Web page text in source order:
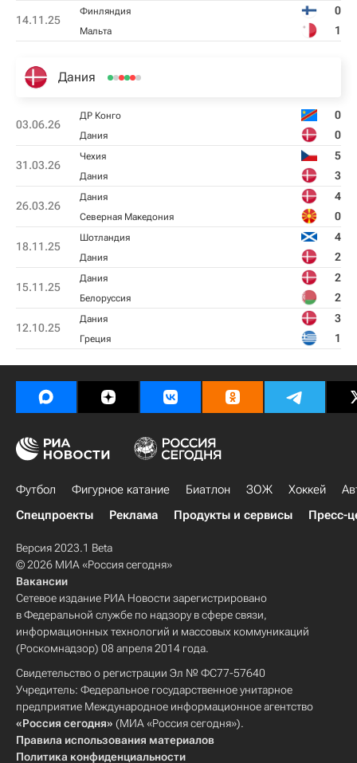
14.11.25
Финляндия 0
Мальта 1
Дания
03.06.26
ДР Конго 0
Дания 0
31.03.26
Чехия 5
Дания 3
26.03.26
Дания 4
Северная Македония 0
18.11.25
Шотландия 4
Дания 2
15.11.25
Дания 2
Белоруссия 2
12.10.25
Дания 3
Греция 1
Футбол Фигурное катание Биатлон ЗОЖ Хоккей
Спецпроекты
Реклама Продукты и сервисы Пресс-
Версия 2023.1 Beta
© 2026 МИА «Россия сегодня»
Вакансии
Сетевое издание РИА Новости зарегистрировано
в Федеральной службе по надзору в сфере связи,
информационных технологий и массовых коммуникаций
(Роскомнадзор) 08 апреля 2014 года.
Свидетельство о регистрации Эл № ФС77-57640
Учредитель: Федеральное государственное унитарное
предприятие Международное информационное агентство
«Россия сегодня» (МИА «Россия сегодня»).
Правила использования материалов
Политика конфиденциальности